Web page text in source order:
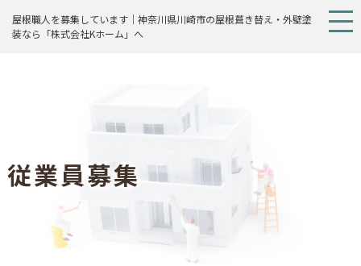
屋根職人を募集しています｜神奈川県川崎市の屋根葺き替え・外壁塗
装なら「株式会社Kホーム」へ
従業員募集